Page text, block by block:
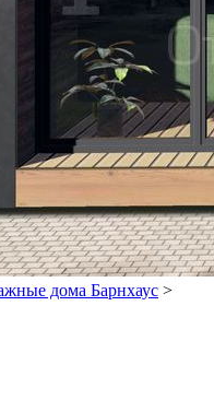
дома Барнхаус >